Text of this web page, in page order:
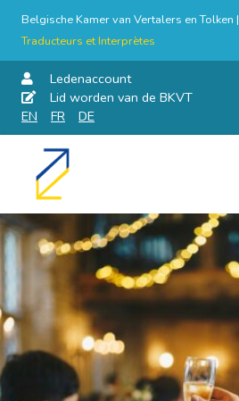
Belgische Kamer van Vertalers en Tolken |
Traducteurs et Interprètes
Ledenaccount
Lid worden van de BKVT
EN
FR DE
Skip
content